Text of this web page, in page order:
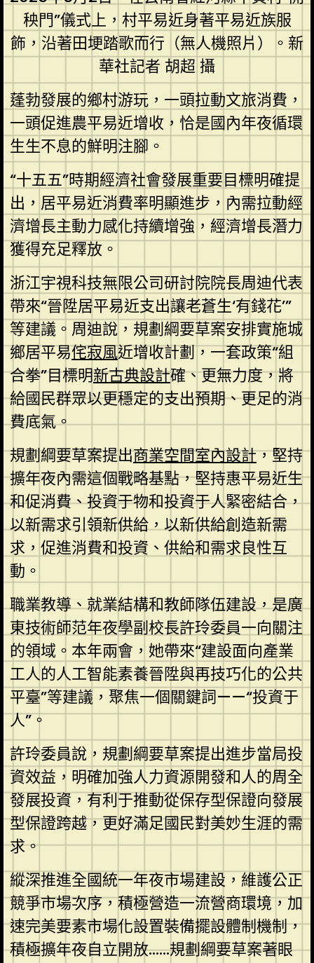
秧門”儀式上，村平易近身著平易近族服
飾，沿著田埂踏歌而行（無人機照片）。新
華社記者 胡超 攝
蓬勃發展的鄉村游玩，一頭拉動文旅消費，
一頭促進農平易近增收，恰是國內年夜循環
生生不息的鮮明注腳。
“十五五”時期經濟社會發展重要目標明確提
出，居平易近消費率明顯進步，內需拉動經
濟增長主動力感化持續增強，經濟增長潛力
獲得充足釋放。
浙江宇視科技無限公司研討院院長周迪代表
帶來“晉陞居平易近支出讓老蒼生‘有錢花’”
等建議。周迪說，規劃綱要草案安排實施城
鄉居平易侘寂風近增收計劃，一套政策“組
合拳”目標明新古典設計確、更無力度，將
給國民群眾以更穩定的支出預期、更足的消
費底氣。
規劃綱要草案提出商業空間室內設計，堅持
擴年夜內需這個戰略基點，堅持惠平易近生
和促消費、投資于物和投資于人緊密結合，
以新需求引領新供給，以新供給創造新需
求，促進消費和投資、供給和需求良性互
動。
職業教導、就業結構和教師隊伍建設，是廣
東技術師范年夜學副校長許玲委員一向關注
的領域。本年兩會，她帶來“建設面向產業
工人的人工智能素養晉陞與再技巧化的公共
平臺”等建議，聚焦一個關鍵詞——“投資于
人”。
許玲委員說，規劃綱要草案提出進步當局投
資效益，明確加強人力資源開發和人的周全
發展投資，有利于推動從保存型保證向發展
型保證跨越，更好滿足國民對美妙生涯的需
求。
縱深推進全國統一年夜市場建設，維護公正
競爭市場次序，積極營造一流營商環境，加
速完美要素市場化設置裝備擺設體制機制，
積極擴年夜自立開放……規劃綱要草案著眼